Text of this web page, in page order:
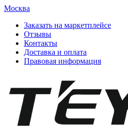
Москва
Заказать на маркетплейсе
Отзывы
Контакты
Доставка и оплата
Правовая информация